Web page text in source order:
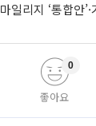
마일리지 ‘통합안
좋아요
0